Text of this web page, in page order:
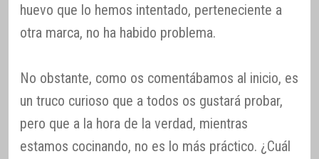
huevo que lo hemos intentado, perteneciente a
otra marca, no ha habido problema.
No obstante, como os comentábamos al inicio, es
un truco curioso que a todos os gustará probar,
pero que a la hora de la verdad, mientras
estamos cocinando, no es lo más práctico. ¿Cuál